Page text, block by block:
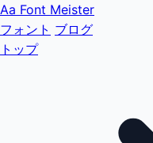
Aa Font Meister
フォント ブログ
トップ